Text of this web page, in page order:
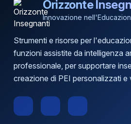
Orizzonte
Innovazione
Strumenti e risorse per
funzioni assistite da intelligenza
professionale, per supportare
creazione di PEI personalizzati e